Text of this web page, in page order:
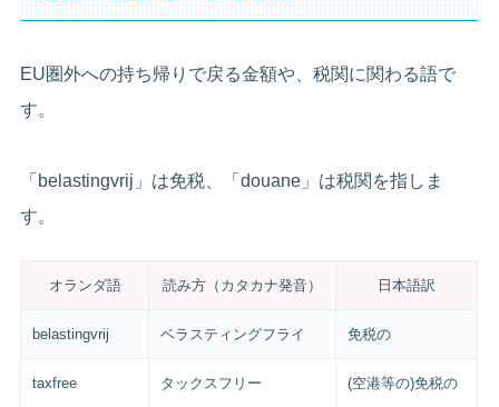
EU圏外への持ち帰りで戻る金額や、税関に関わる語で
す。
「belastingvrij」は免税、「douane」は税関を指しま
す。
オランダ語 読み方（カタカナ発音） 日本語訳
belastingvrij ベラスティングフライ 免税の
taxfree タックスフリー (空港等の)免税の